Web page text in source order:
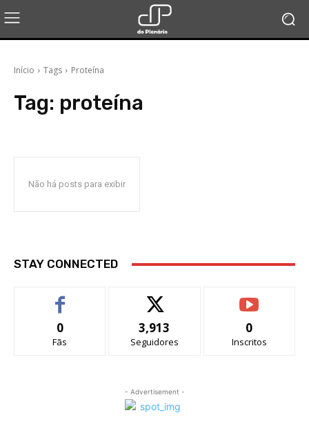
Início Tags Proteína
Tag: proteína
Não há posts para exibir
STAY CONNECTED
0
Fãs
3,913
Seguidores
0
Inscritos
- Advertisement -